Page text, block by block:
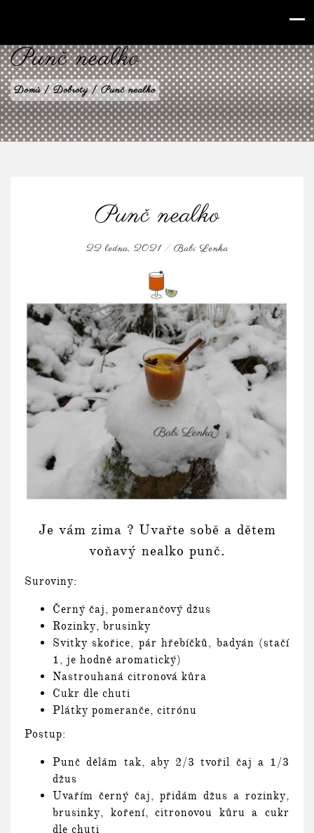
Punč nealko
Domů|Dobroty |Punč nealko
Punč nealko
22 ledna, 2021/ Babi Lenka
Je vám zima ? Uvařte sobě a dětem
voňavý nealko punč.
Suroviny:
Černý čaj, pomerančový džus
Rozinky, brusinky
Svitky skořice, pár hřebíčků, badyán (stačí
1, je hodně aromatický)
Nastrouhaná citronová kůra
Cukr dle chuti
Plátky pomeranče, citrónu
Postup:
Punč dělám tak, aby 2/3 tvořil čaj a 1/3
džus
Uvařím černý čaj, přidám džus a rozinky,
brusinky, koření, citronovou kůru a cukr
dle chuti